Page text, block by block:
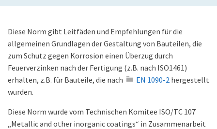
Diese Norm gibt Leitfäden und Empfehlungen für die
allgemeinen Grundlagen der Gestaltung von Bauteilen, die
zum Schutz gegen Korrosion einen Überzug durch
Feuerverzinken nach der Fertigung (z.B. nach ISO1461)
erhalten, z.B. für Bauteile, die nach
EN 1090-2 hergestellt
wurden.
Diese Norm wurde vom Technischen Komitee ISO/TC 107
„Metallic and other inorganic coatings“ in Zusammenarbeit